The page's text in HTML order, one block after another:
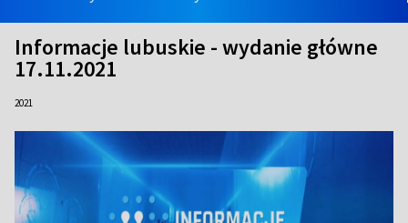
Informacje lubuskie - wydanie główne
17.11.2021
2021